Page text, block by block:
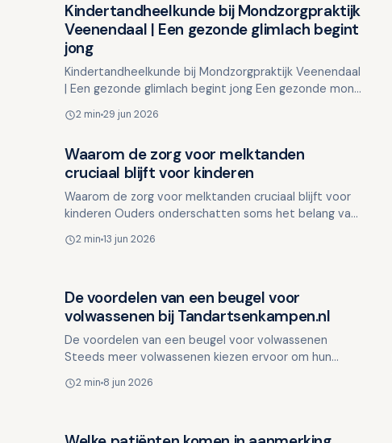
Overig nieuws
Kindertandheelkunde bij Mondzorgpraktijk
Veenendaal | Een gezonde glimlach begint
jong
Kindertandheelkunde bij Mondzorgpraktijk Veenendaal
| Een gezonde glimlach begint jong Een gezonde mond
kinder…
2 min 29 jun 2026
Overig nieuws
Waarom de zorg voor melktanden
cruciaal blijft voor kinderen
Waarom de zorg voor melktanden cruciaal blijft voor
kinderen Ouders onderschatten soms het belang van
Toch spe…
2 min 13 jun 2026
Overig nieuws
De voordelen van een beugel voor
volwassenen bij Tandartsenkampen.nl
De voordelen van een beugel voor volwassenen
Steeds meer volwassenen kiezen ervoor om hun
technieken maken de …
2 min 8 jun 2026